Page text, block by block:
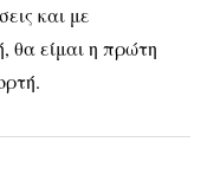
και με
θα είμαι η πρώτη